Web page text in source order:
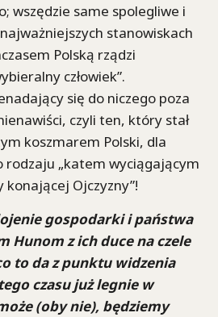
wszędzie same spolegliwe i
stanowiskach
Polską rządzi
człowiek”.
się do niczego poza
czyli ten, który stał
koszmarem Polski, dla
„katem wyciągającym
konającej Ojczyzny”!
gospodarki i państwa
Hunom z ich duce na czele
to da z punktu widzenia
czasu już legnie w
(oby nie), będziemy